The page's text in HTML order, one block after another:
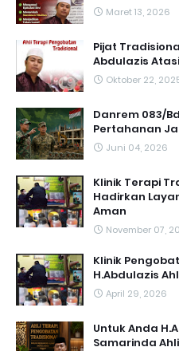
Maret 13, 2026
Pijat
Abdulazis
Oktober 22,
Danrem 083/
Pertahanan
Juni 04, 2026
Klinik Terapi
Hadirkan
Aman
November 07,
Klinik
H.Abdulazis
April 29, 2026
Untuk Anda
Samarinda